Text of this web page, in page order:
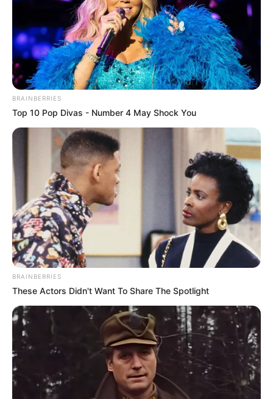
She Spent A Fortune To Look Like A Modern-Day
Barbie
BRAINBERRIES
See The Incredible Physical Transformations Of
These Stars
BRAINBERRIES
BRAINBERRIES
Top 10 Pop Divas - Number 4 May Shock You
BRAINBERRIES
These Actors Didn't Want To Share The Spotlight